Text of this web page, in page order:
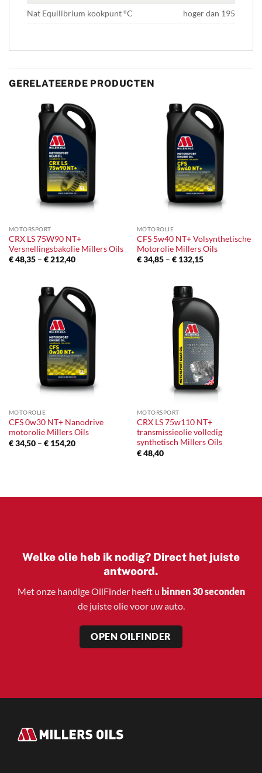
Nat Equilibrium kookpunt °C hoger dan 195
GERELATEERDE PRODUCTEN
MOTORSPORT
CRX LS 75W90 NT+
Versnellingsbakolie Millers Oils
€48,35 – €212,40Prijsklasse:
MOTOROLIE
CFS 5w40 NT+ Volsynthetische
Motorolie Millers Oils
€34,85 – €132,15Prijsklasse:
MOTOROLIE
CFS 0w30 NT+ Nanodrive
motorolie Millers Oils
€34,50 – €154,20Prijsklasse:
MOTORSPORT
CRX LS 75w110 NT+
transmissieolie volledig
synthetisch Millers Oils
€48,40
Welke olie heb ik nodig? Direct het juiste
antwoord.
Met onze handige OilFinder heeft u binnen 30 seconden
de juiste olie voor uw auto.
OPEN OILFINDER